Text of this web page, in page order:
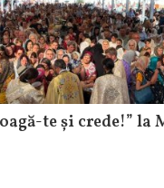
te și crede!” la